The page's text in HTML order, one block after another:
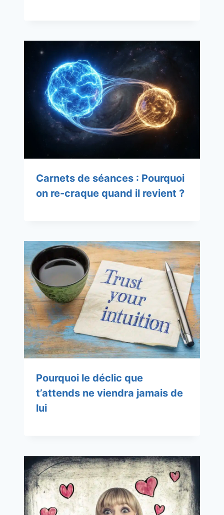
Carnets de séances : Pourquoi
on re-craque quand il revient ?
Pourquoi le déclic que
t’attends ne viendra jamais de
lui